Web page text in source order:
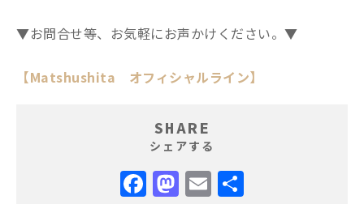
▼お問合せ等、お気軽にお声かけください。▼
【Matshushita オフィシャルライン】
SHARE
シェアする
Facebook
Mastodon
Email